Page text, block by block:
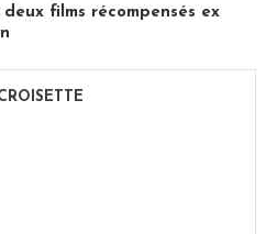
films récompensés ex